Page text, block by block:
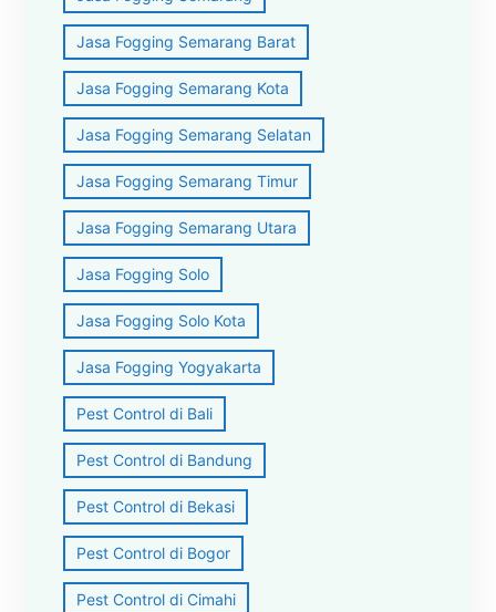
Jasa Fogging Semarang Barat
Jasa Fogging Semarang Kota
Jasa Fogging Semarang Selatan
Jasa Fogging Semarang Timur
Jasa Fogging Semarang Utara
Jasa Fogging Solo
Jasa Fogging Solo Kota
Jasa Fogging Yogyakarta
Pest Control di Bali
Pest Control di Bandung
Pest Control di Bekasi
Pest Control di Bogor
Pest Control di Cimahi